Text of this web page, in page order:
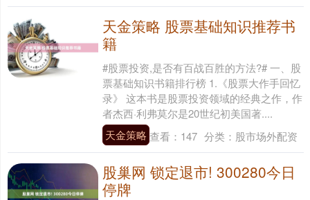
天金策略 股票基础知识推荐书
籍
#股票投资,是否有百战百胜的方法?# 一、股
票基础知识书籍排行榜 1.《股票大作手回忆
录》 这本书是股票投资领域的经典之作，作
者杰西·利弗莫尔是20世纪初美国著....
天金策略 查看： 147 分类： 股市场外配资
股巢网 锁定退市! 300280今日
停牌